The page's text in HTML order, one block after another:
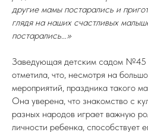
другие мамы постарались и
глядя на наших счастливых
постарались…»
Заведующая детским садом №45
отметила, что, несмотря на
мероприятий, праздника такого
Она уверена, что знакомство с
разных народов играет важную
личности ребенка, способствует